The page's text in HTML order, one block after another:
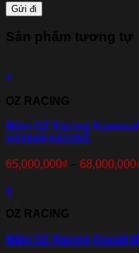
Sản phẩm tương tự
+
OZ RACING
Mâm OZ Racing
H3184KA6125G
65,000,000₫ – 68,000,000
+
OZ RACING
Mâm OZ Racing Ducati